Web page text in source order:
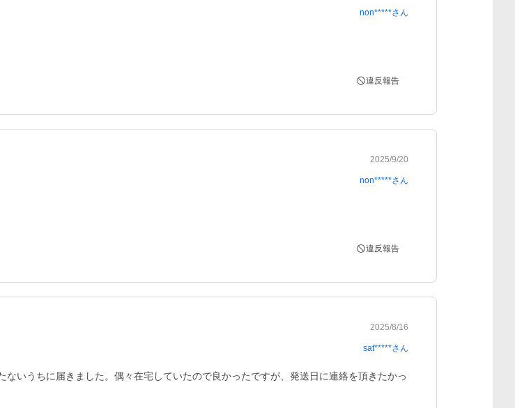
non*****さん
違反報告
2025/9/20
non*****さん
違反報告
2025/8/16
sat*****さん
いうちに届きました。偶々在宅していたので良かったですが、発送日に連絡を頂きたかっ